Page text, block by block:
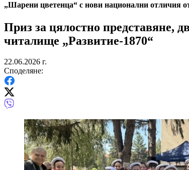
„Шарени цветенца“ с нови национални отличия
Приз за цялостно представяне,
читалище „Развитие-1870“
22.06.2026 г.
Споделяне: